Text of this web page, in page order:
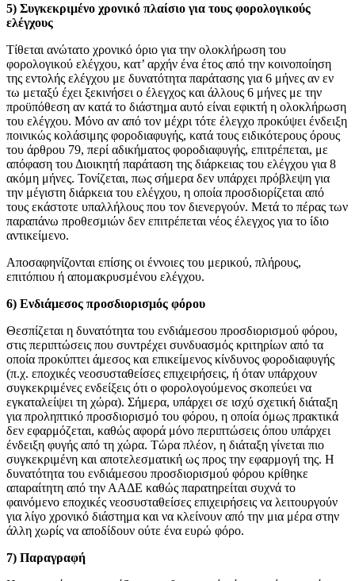
5) Συγκεκριμένο χρονικό πλαίσιο για τους φορολογικούς
ελέγχους
Τίθεται ανώτατο χρονικό όριο για την ολοκλήρωση του
φορολογικού ελέγχου, κατ’ αρχήν ένα έτος από την κοινοποίηση
της εντολής ελέγχου με δυνατότητα παράτασης για 6 μήνες αν εν
τω μεταξύ έχει ξεκινήσει ο έλεγχος και άλλους 6 μήνες με την
προϋπόθεση αν κατά το διάστημα αυτό είναι εφικτή η ολοκλήρωση
του ελέγχου. Μόνο αν από τον μέχρι τότε έλεγχο προκύψει ένδειξη
ποινικώς κολάσιμης φοροδιαφυγής, κατά τους ειδικότερους όρους
του άρθρου 79, περί αδικήματος φοροδιαφυγής, επιτρέπεται, με
απόφαση του Διοικητή παράταση της διάρκειας του ελέγχου για 8
ακόμη μήνες. Τονίζεται, πως σήμερα δεν υπάρχει πρόβλεψη για
την μέγιστη διάρκεια του ελέγχου, η οποία προσδιορίζεται από
τους εκάστοτε υπαλλήλους που τον διενεργούν. Μετά το πέρας των
παραπάνω προθεσμιών δεν επιτρέπεται νέος έλεγχος για το ίδιο
αντικείμενο.
Αποσαφηνίζονται επίσης οι έννοιες του μερικού, πλήρους,
επιτόπιου ή απομακρυσμένου ελέγχου.
6) Eνδιάμεσος προσδιορισμός φόρου
Θεσπίζεται η δυνατότητα του ενδιάμεσου προσδιορισμού φόρου,
στις περιπτώσεις που συντρέχει συνδυασμός κριτηρίων από τα
οποία προκύπτει άμεσος και επικείμενος κίνδυνος φοροδιαφυγής
(π.χ. εποχικές νεοσυσταθείσες επιχειρήσεις, ή όταν υπάρχουν
συγκεκριμένες ενδείξεις ότι ο φορολογούμενος σκοπεύει να
εγκαταλείψει τη χώρα). Σήμερα, υπάρχει σε ισχύ σχετική διάταξη
για προληπτικό προσδιορισμό του φόρου, η οποία όμως πρακτικά
δεν εφαρμόζεται, καθώς αφορά μόνο περιπτώσεις όπου υπάρχει
ένδειξη φυγής από τη χώρα. Τώρα πλέον, η διάταξη γίνεται πιο
συγκεκριμένη και αποτελεσματική ως προς την εφαρμογή της. Η
δυνατότητα του ενδιάμεσου προσδιορισμού φόρου κρίθηκε
απαραίτητη από την ΑΑΔΕ καθώς παρατηρείται συχνά το
φαινόμενο εποχικές νεοσυσταθείσες επιχειρήσεις να λειτουργούν
για λίγο χρονικό διάστημα και να κλείνουν από την μια μέρα στην
άλλη χωρίς να αποδίδουν ούτε ένα ευρώ φόρο.
7) Παραγραφή